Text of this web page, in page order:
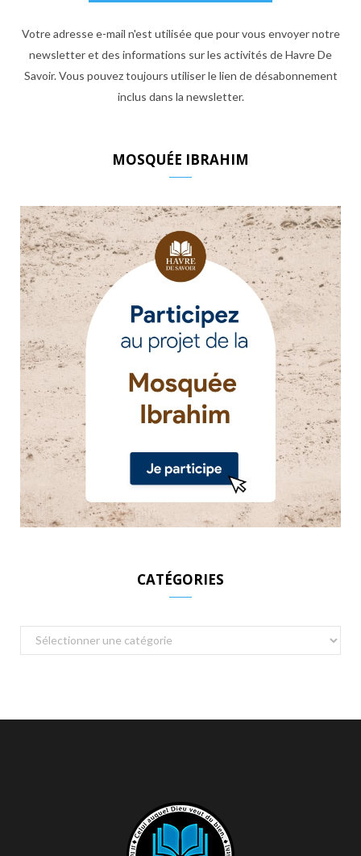
Votre adresse e-mail n'est utilisée que pour vous envoyer notre
newsletter et des informations sur les activités de Havre De
Savoir. Vous pouvez toujours utiliser le lien de désabonnement
inclus dans la newsletter.
MOSQUÉE IBRAHIM
CATÉGORIES
Catégories